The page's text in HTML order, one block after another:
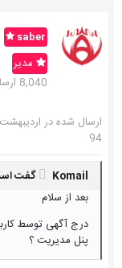
saber
مدیر
8,040 ارسال
ارسال شده در اردیبهشت
94
Komail گفت است :
بعد از سلام
درج آگهی توسط
پنل مدیریت ؟